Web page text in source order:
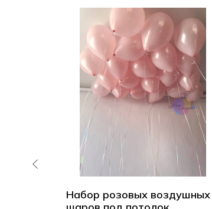
Набор розовых воздушных